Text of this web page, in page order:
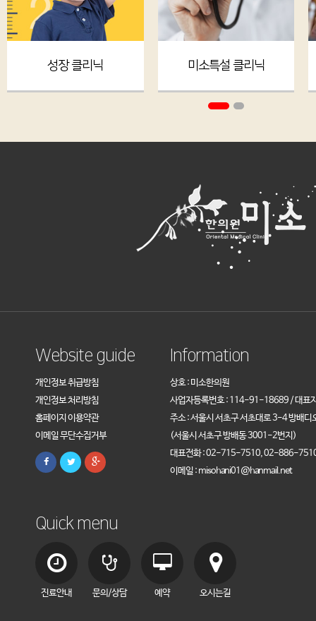
성장 클리닉 미소특설 클리닉
Website guide
개인정보 취급방침
개인정보 처리방침
홈페이지 이용약관
이메일 무단수집거부
Information
상호 : 미소한의원
사업자등록번호 : 114-91-18689 / 대표
주소 : 서울시 서초구 서초대로 3-4 방배
(서울시 서초구 방배동 3001-2번지)
대표전화 : 02-715-7510, 02-886-
이메일 : misohani01@hanmail.net
Quick menu
진료안내 문의/상담 예약 오시는길